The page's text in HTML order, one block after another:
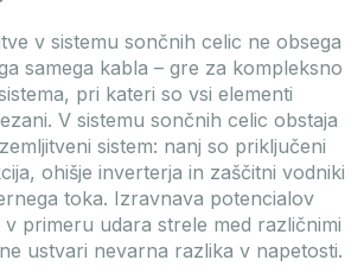
v sistemu sončnih celic ne obsega
samega kabla – gre za kompleksno
pri kateri so vsi elementi
V sistemu sončnih celic obstaja
sistem: nanj so priključeni
ohišje inverterja in zaščitni vodniki
toka. Izravnava potencialov
v primeru udara strele med različnimi
ustvari nevarna razlika v napetosti.